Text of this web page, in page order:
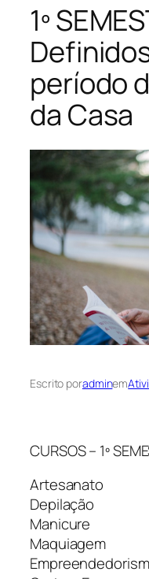
1º
período
da Casa
Escrito poradminem
CURSOS – 1º
Artesanato
Depilação
Manicure
Maquiagem